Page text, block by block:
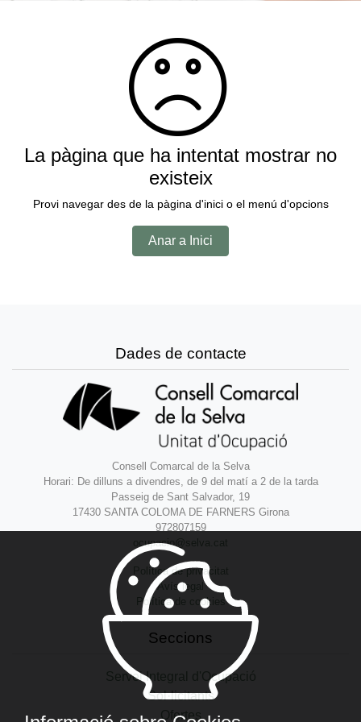
La pàgina que ha intentat mostrar no
existeix
Provi navegar des de la pàgina d'inici o el menú d'opcions
Anar a Inici
Dades de contacte
Consell Comarcal de la Selva
Horari: De dilluns a divendres, de 9 del matí a 2 de la tarda
Passeig de Sant Salvador, 19
17430 SANTA COLOMA DE FARNERS Girona
972807159
ocupacio@selva.cat
Política de privacitat
Avís legal
Política de cookies
Seccions
Servei Integral d'Ocupació
Sol·licitants
Ofertes